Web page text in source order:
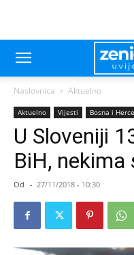
Naslovnica Aktuelno
Aktuelno Vijesti Bosna i
U Sloveniji
BiH, nekima
Od - 27/11/2018 - 10:30